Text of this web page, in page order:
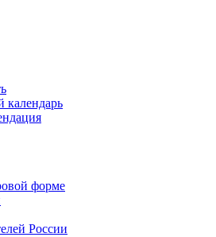
календарь
форме
России